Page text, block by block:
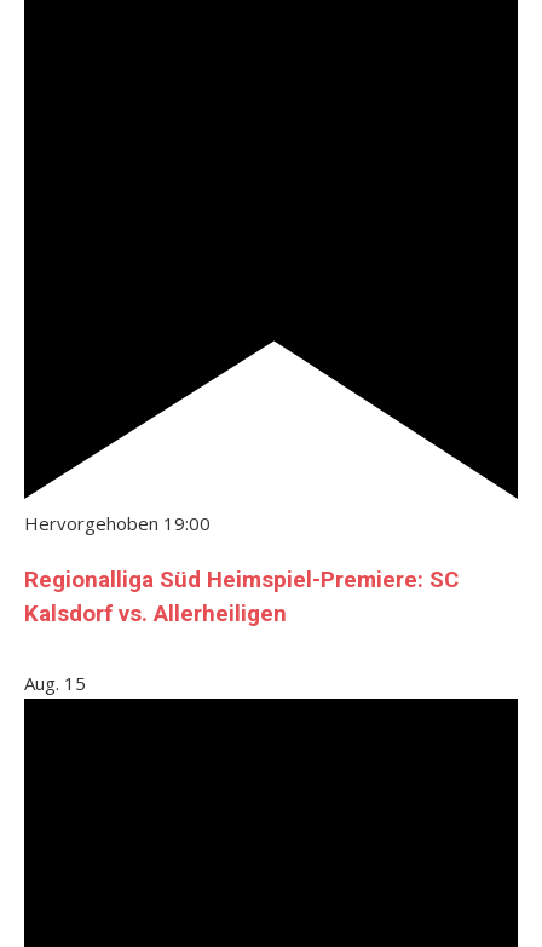
Hervorgehoben 19:00
Regionalliga Süd Heimspiel-Premiere: SC
Kalsdorf vs. Allerheiligen
Aug. 15